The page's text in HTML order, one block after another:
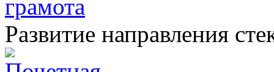
Развитие направления